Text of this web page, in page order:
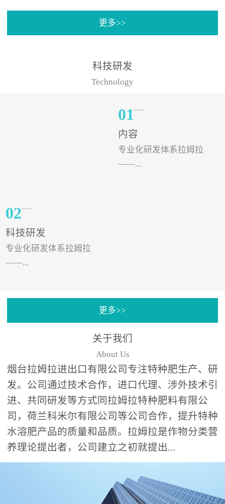
帮助作物增产增收，更要
实力。今天要讲的水溶肥
许多板栗种植户都获得了
有位王大姐今年使用一款
非常火爆...
更多>>
科技研发
Technology
01
内容
专业化研发体系拉姆拉
——...
02
科技研发
专业化研发体系拉姆拉
——...
分中心”的科研开发系统，
更多>>
关于我们
About Us
烟台拉姆拉进出口有限公司专注特种肥生产、研
发。公司通过技术合作，进口代理、涉外技术引
进、共同研发等方式同拉姆拉特种肥料有限公
司，荷兰科米尔有限公司等公司合作，提升特种
水溶肥产品的质量和品质。拉姆拉是作物分类营
养理论提出者，公司建立之初就提出...